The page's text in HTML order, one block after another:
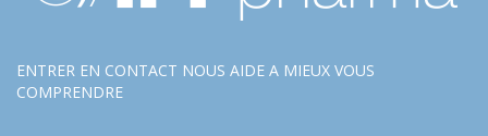
ENTRER EN CONTACT NOUS AIDE A MIEUX VOUS
COMPRENDRE